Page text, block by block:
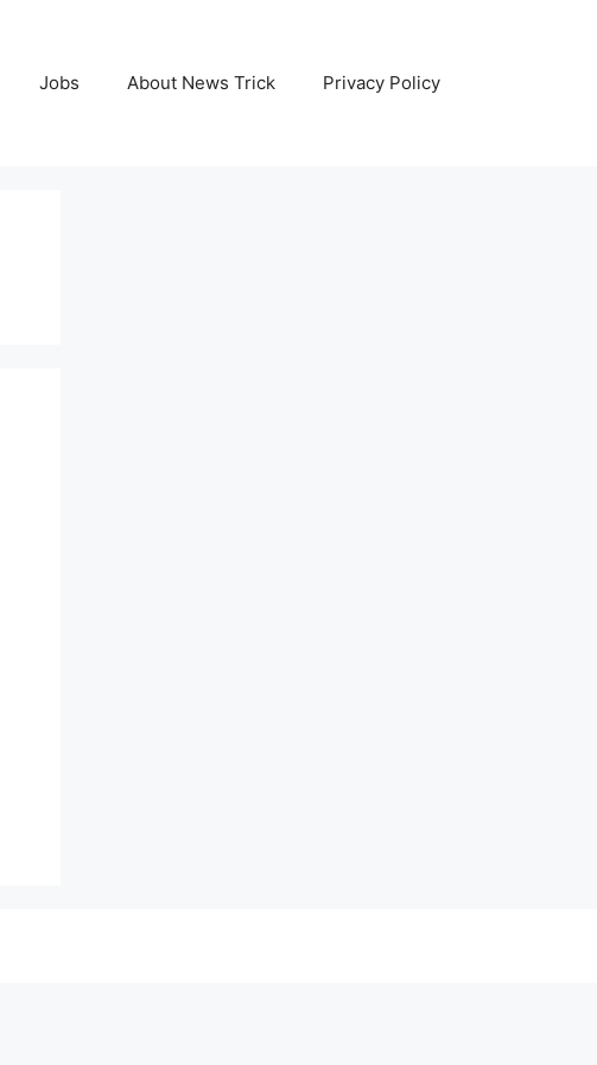
Jobs About News Trick Privacy Policy